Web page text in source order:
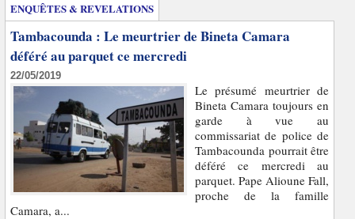
ENQUÊTES & REVELATIONS
Tambacounda : Le meurtrier de Bineta Camara
déféré au parquet ce mercredi
22/05/2019
Le présumé meurtrier de
Bineta Camara toujours en
garde à vue au
commissariat de police de
Tambacounda pourrait être
déféré ce mercredi au
parquet. Pape Alioune Fall,
proche de la famille
Camara, a...